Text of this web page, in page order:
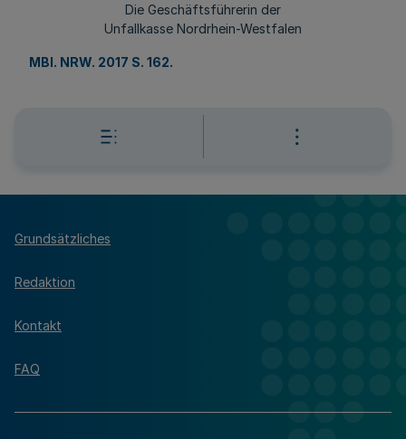
Die Geschäftsführerin der
Unfallkasse Nordrhein-Westfalen
MBl. NRW. 2017 S. 162.
Grundsätzliches
Redaktion
Kontakt
FAQ